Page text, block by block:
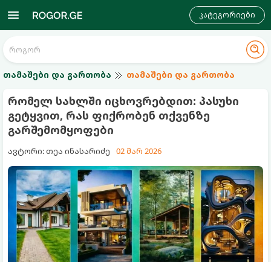
კატეგორიები
თამაშები და გართობა თამაშები და გართობა
რომელ სახლში იცხოვრებდით: პასუხი
გეტყვით, რას ფიქრობენ თქვენზე
გარშემომყოფები
ავტორი: თეა ინასარიძე 02 მარ 2026